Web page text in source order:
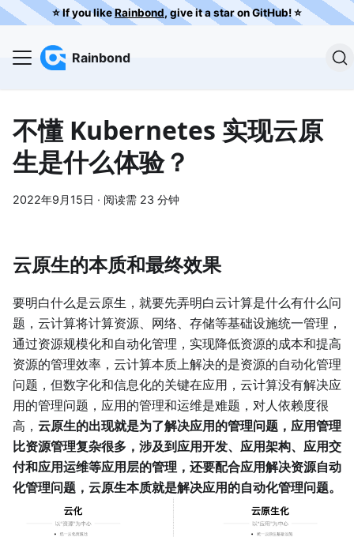
⭐️ If you likeRainbond, give it a star on GitHub! ⭐️
Rainbond
不懂 Kubernetes 实现云原
生是什么体验？
2022年9月15日 · 阅读需 23 分钟
云原生的本质和最终效果
要明白什么是云原生，就要先弄明白云计算是什么有什么问
题，云计算将计算资源、网络、存储等基础设施统一管理，
通过资源规模化和自动化管理，实现降低资源的成本和提高
资源的管理效率，云计算本质上解决的是资源的自动化管理
问题，但数字化和信息化的关键在应用，云计算没有解决应
用的管理问题，应用的管理和运维是难题，对人依赖度很
高， 云原生的出现就是为了解决应用的管理问题，应用管理
比资源管理复杂很多，涉及到应用开发、应用架构、应用交
付和应用运维等应用层的管理，还要配合应用解决资源自动
化管理问题，云原生本质就是解决应用的自动化管理问题。